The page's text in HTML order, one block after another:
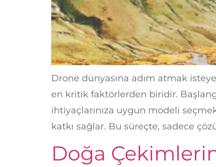
Drone dünyasına adım atmak
en kritik faktörlerden biridir.
ihtiyaçlarınıza uygun modeli
katkı sağlar. Bu süreçte, sadece
Doğa